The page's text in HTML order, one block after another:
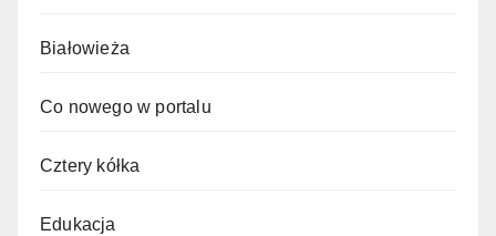
Białowieża
Co nowego w portalu
Cztery kółka
Edukacja